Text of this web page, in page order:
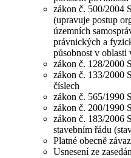
zákon č. 500/2004
(upravuje postup
územních
právnických a
působnost v oblasti
zákon č. 128/2000
zákon č. 133/2000
číslech
zákon č. 565/1990
zákon č. 200/1990
zákon č. 183/2006
stavebním řádu
Platné obecně
Usnesení ze